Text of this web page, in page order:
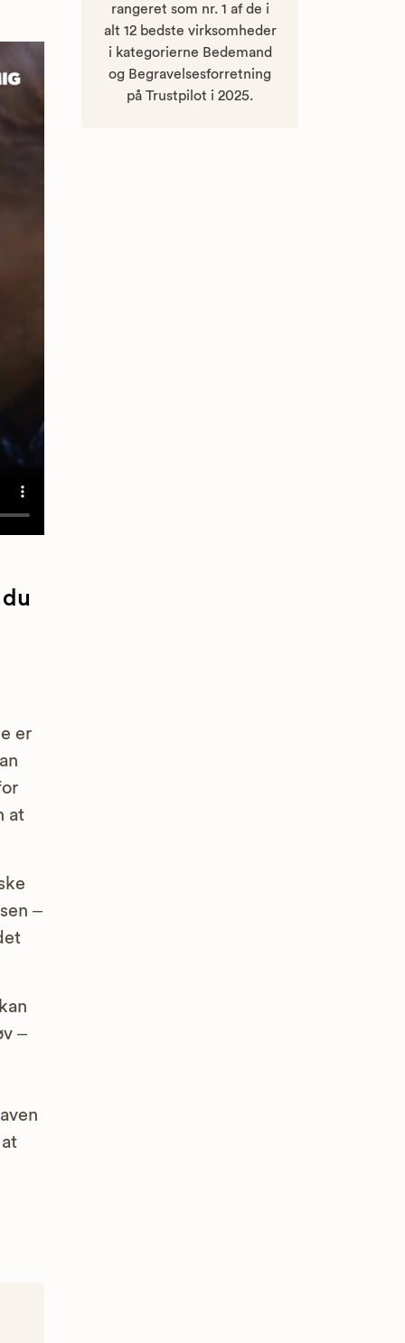
er
at
–
–
rangeret som nr. 1 af de i
alt 12 bedste virksomheder
i kategorierne Bedemand
og Begravelsesforretning
på Trustpilot i 2025.